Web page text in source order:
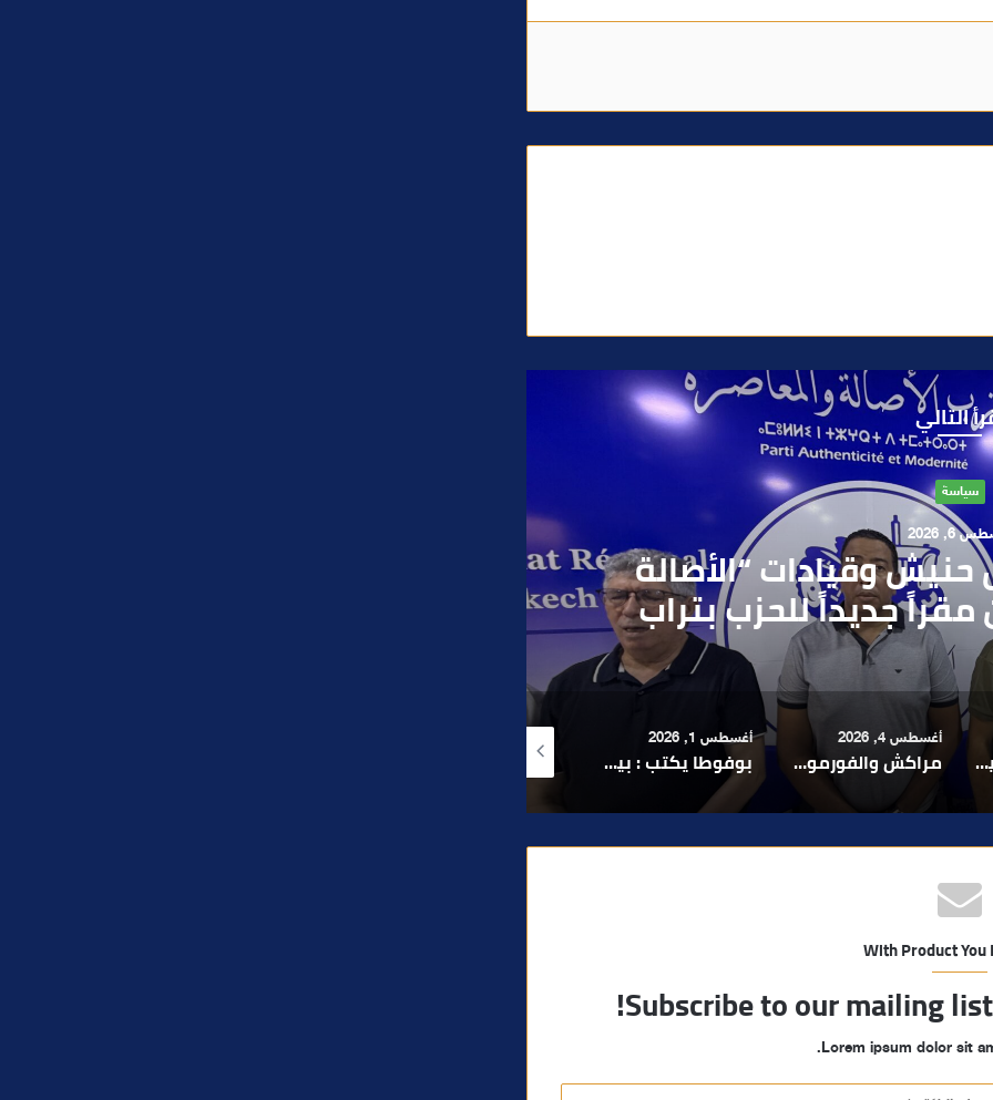
التالي
حوادث
4, 2026
أمن مراكش يطيح
في سرقة مسلحة..
في المنعرج الأخير؟
أغسطس 1, 2026
بوفوطا يكتب : بين صمت الحكومة وسباق الانتخابات… هل أصبحت إدارة الأزمات خارج أولويات الفاعلين السياسيين؟
أغسطس 6, 2026
رشيد نجاح يدق ناقوس الخطر بشأن تعثر الملفات الاستثمارية بمراكش ويدعو إلى تسريع المساطر الإدارية..
With Product You
Subscribe to our mailing
Lorem ipsum dolor sit